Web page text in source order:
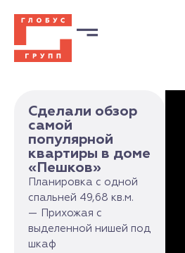
Сделали обзор
самой
популярной
квартиры в доме
«Пешков»
Планировка с одной
спальней 49,68 кв.м.
— Прихожая с
выделенной нишей под
шкаф